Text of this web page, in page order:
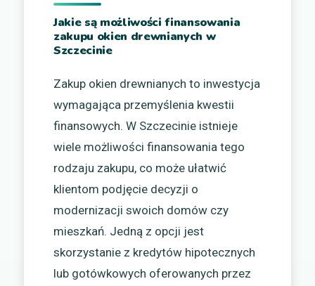
Jakie są możliwości finansowania
zakupu okien drewnianych w
Szczecinie
Zakup okien drewnianych to inwestycja
wymagająca przemyślenia kwestii
finansowych. W Szczecinie istnieje
wiele możliwości finansowania tego
rodzaju zakupu, co może ułatwić
klientom podjęcie decyzji o
modernizacji swoich domów czy
mieszkań. Jedną z opcji jest
skorzystanie z kredytów hipotecznych
lub gotówkowych oferowanych przez